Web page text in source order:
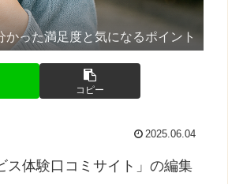
かった満足度と気になるポイント
コピー
2025.06.04
ス体験口コミサイト」の編集